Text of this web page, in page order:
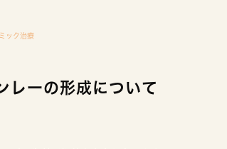
ック治療
レーの形成について